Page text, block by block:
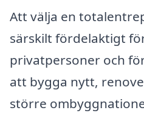
Att välja en
särskilt fördelaktigt
privatpersoner och
att bygga nytt,
större